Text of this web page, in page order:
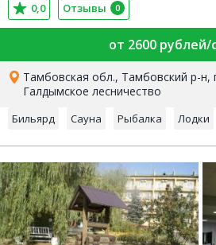
0,0 Отзывы 0
от 2600 рублей/
Тамбовская обл., Тамбовский р-н,
Галдымское лесничество
Бильярд Сауна Рыбалка Лодки